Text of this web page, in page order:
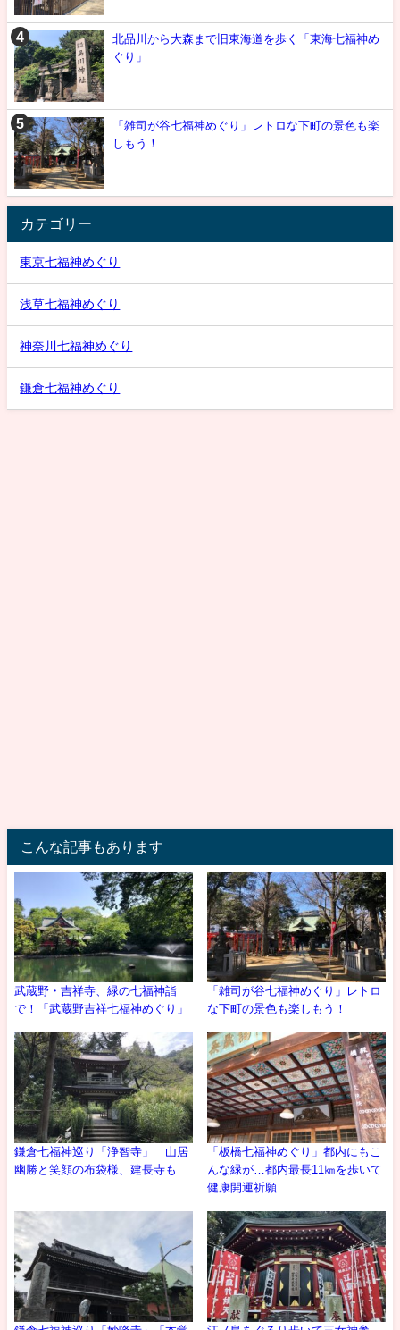
北品川から大森まで旧東海道を歩く「東海七福神め
ぐり」
「雑司が谷七福神めぐり」レトロな下町の景色も楽
しもう！
カテゴリー
東京七福神めぐり
浅草七福神めぐり
神奈川七福神めぐり
鎌倉七福神めぐり
こんな記事もあります
武蔵野・吉祥寺、緑の七福神詣
で！「武蔵野吉祥七福神めぐり」
「雑司が谷七福神めぐり」レトロ
な下町の景色も楽しもう！
鎌倉七福神巡り「浄智寺」 山居
幽勝と笑顔の布袋様、建長寺も
「板橋七福神めぐり」都内にもこ
んな緑が…都内最長11㎞を歩いて
健康開運祈願